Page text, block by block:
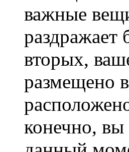
важные
раздражает
вторых,
размещено
конечно, вы